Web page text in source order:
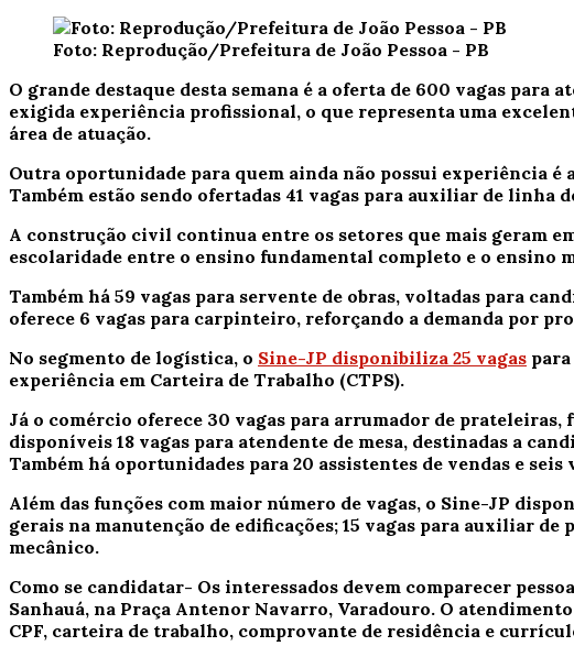
Foto: Reprodução/Prefeitura de João Pessoa - PB
O grande destaque desta semana é a oferta de 600 vagas
exigida experiência profissional, o que representa uma
área de atuação.
Outra oportunidade para quem ainda não possui experiência
Também estão sendo ofertadas 41 vagas para auxiliar de
A construção civil continua entre os setores que mais geram
escolaridade entre o ensino fundamental completo e o ensino
Também há 59 vagas para servente de obras, voltadas para
oferece 6 vagas para carpinteiro, reforçando a demanda por
No segmento de logística, o Sine-JP disponibiliza 25 vagas
experiência em Carteira de Trabalho (CTPS).
Já o comércio oferece 30 vagas para arrumador de prateleiras,
disponíveis 18 vagas para atendente de mesa, destinadas a
Também há oportunidades para 20 assistentes de vendas e
Além das funções com maior número de vagas, o Sine-JP
gerais na manutenção de edificações; 15 vagas para auxiliar
mecânico.
Como se candidatar- Os interessados devem comparecer
Sanhauá, na Praça Antenor Navarro, Varadouro. O
CPF, carteira de trabalho, comprovante de residência e